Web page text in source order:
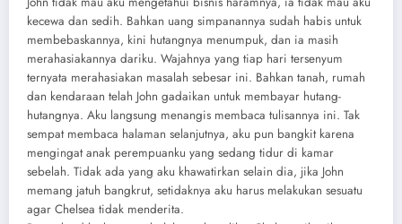
kecewa dan sedih. Bahkan uang simpanannya sudah habis untuk
membebaskannya, kini hutangnya menumpuk, dan ia masih
merahasiakannya dariku. Wajahnya yang tiap hari tersenyum
ternyata merahasiakan masalah sebesar ini. Bahkan tanah, rumah
dan kendaraan telah John gadaikan untuk membayar hutang-
hutangnya. Aku langsung menangis membaca tulisannya ini. Tak
sempat membaca halaman selanjutnya, aku pun bangkit karena
mengingat anak perempuanku yang sedang tidur di kamar
sebelah. Tidak ada yang aku khawatirkan selain dia, jika John
memang jatuh bangkrut, setidaknya aku harus melakukan sesuatu
agar Chelsea tidak menderita.